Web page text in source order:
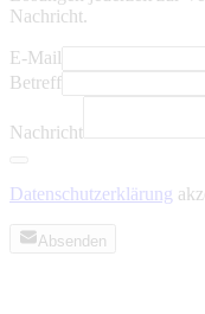
Nachricht.
E-Mail
Betreff
Nachricht
Datenschutzerklärung
Absenden